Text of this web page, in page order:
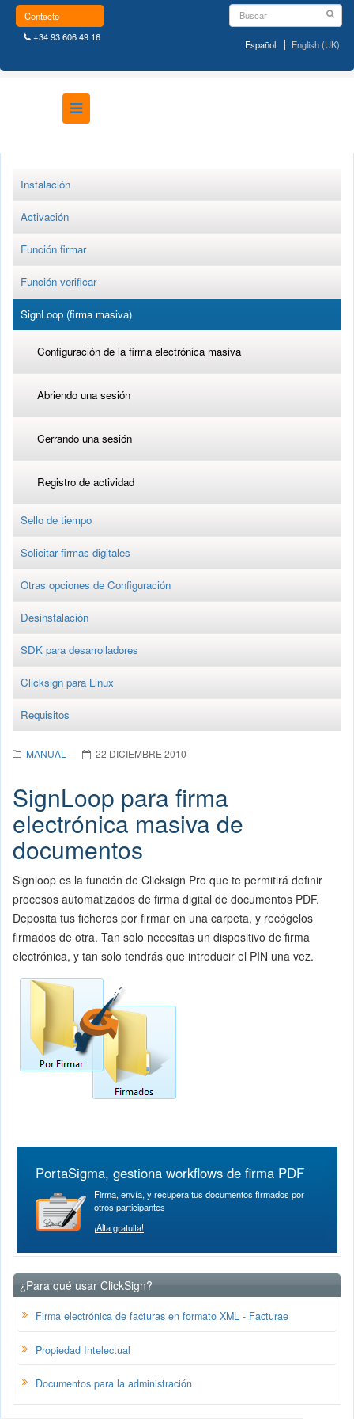
Español English (UK)
Contacto
+34 93 606 49 16
Instalación
Activación
Función firmar
Función verificar
SignLoop (firma masiva)
Configuración de la firma electrónica masiva
Abriendo una sesión
Cerrando una sesión
Registro de actividad
Sello de tiempo
Solicitar firmas digitales
Otras opciones de Configuración
Desinstalación
SDK para desarrolladores
Clicksign para Linux
Requisitos
MANUAL 22 DICIEMBRE 2010
SignLoop para firma
electrónica masiva de
documentos
Signloop es la función de Clicksign Pro que te permitirá definir
procesos automatizados de firma digital de documentos PDF.
Deposita tus ficheros por firmar en una carpeta, y recógelos
firmados de otra. Tan solo necesitas un dispositivo de firma
electrónica, y tan solo tendrás que introducir el PIN una vez.
PortaSigma, gestiona workflows de firma PDF
Firma, envía, y recupera tus documentos firmados por
otros participantes
¡Alta gratuita!
¿Para qué usar ClickSign?
Firma electrónica de facturas en formato XML - Facturae
Propiedad Intelectual
Documentos para la administración